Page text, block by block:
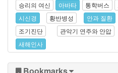
승리의 여신
아바타 통학버스
시신경
황반병성 안과 질환
조기진단
관악기 연주와 안압
새해인사